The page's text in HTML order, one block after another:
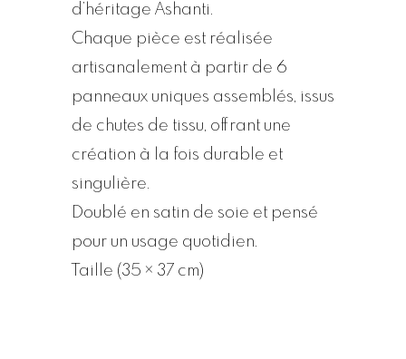
d’héritage Ashanti.
Chaque pièce est réalisée
artisanalement à partir de 6
panneaux uniques assemblés, issus
de chutes de tissu, offrant une
création à la fois durable et
singulière.
Doublé en satin de soie et pensé
pour un usage quotidien.
Taille (35 × 37 cm)